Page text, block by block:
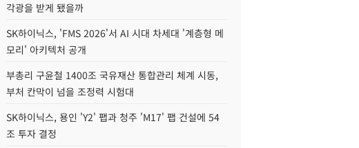
각광을 받게 됐을까
SK하이닉스, 'FMS 2026'서 AI 시대 차세대 '계층형 메
모리' 아키텍처 공개
부총리 구윤철 1400조 국유재산 통합관리 체계 시동,
부처 칸막이 넘을 조정력 시험대
SK하이닉스, 용인 'Y2' 팹과 청주 'M17' 팹 건설에 54
조 투자 결정